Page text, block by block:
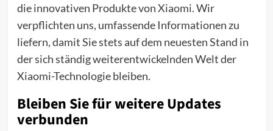
die innovativen Produkte vonXiaomi. Wir
verpflichten uns, umfassende Informationen zu
liefern, damit Sie stets auf dem neuesten Stand in
der sich ständig weiterentwickelnden Welt der
Xiaomi-Technologie bleiben.
Bleiben Sie für weitere Updates
verbunden